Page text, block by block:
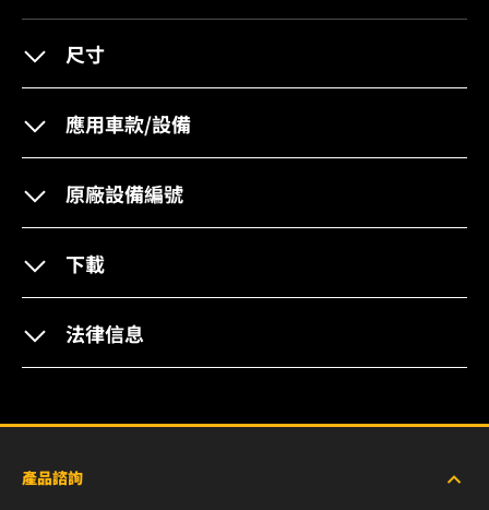
尺寸
應用車款/設備
原廠設備編號
下載
法律信息
產品諮詢